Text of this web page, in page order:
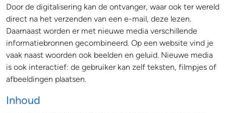
Door de digitalisering kan de ontvanger, waar ook ter wereld
direct na het verzenden van een e-mail, deze lezen.
Daarnaast worden er met nieuwe media verschillende
informatiebronnen gecombineerd. Op een website vind je
vaak naast woorden ook beelden en geluid. Nieuwe media
is ook interactief: de gebruiker kan zelf teksten, filmpjes of
afbeeldingen plaatsen.
Inhoud